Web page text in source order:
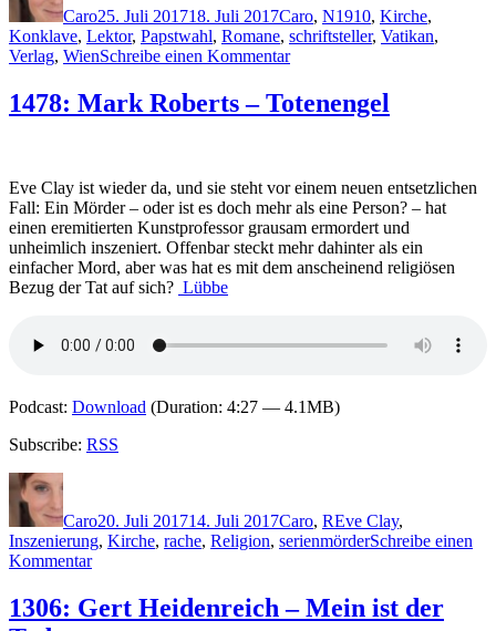
Caro25. Juli 201718. Juli 2017Caro, N1910, Kirche,
Konklave, Lektor, Papstwahl, Romane, schriftsteller, Vatikan,
Verlag, WienSchreibe einen Kommentarzu
Henrik
B.
geheime
Manuskript
des
Hermann
Freytag
1478: Mark Roberts – Totenengel
Eve Clay ist wieder da, und sie steht vor einem neuen entsetzlichen
Fall: Ein Mörder – oder ist es doch mehr als eine Person? – hat
einen eremitierten Kunstprofessor grausam ermordert und
unheimlich inszeniert. Offenbar steckt mehr dahinter als ein
einfacher Mord, aber was hat es mit dem anscheinend religiösen
Bezug der Tat auf sich? Lübbe
Podcast: Download (Duration: 4:27 — 4.1MB)
Subscribe: RSS
Autor
Caro20. Juli 201714. Juli 2017Caro, REve Clay,
Inszenierung, Kirche, rache, Religion, serienmörderSchreibe einen
Kommentarzu
Mark
Roberts
1306: Gert Heidenreich – Mein ist der